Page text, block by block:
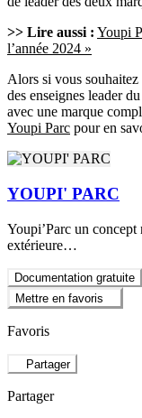
>> Lire aussi : Youpi
l’année 2024 »
Alors si vous souhaitez
des enseignes leader
avec une marque
Youpi Parc pour en
YOUPI' PARC
Youpi’Parc un
extérieure…
Documentation gratuite
Mettre en favoris
Favoris
Partager
Partager